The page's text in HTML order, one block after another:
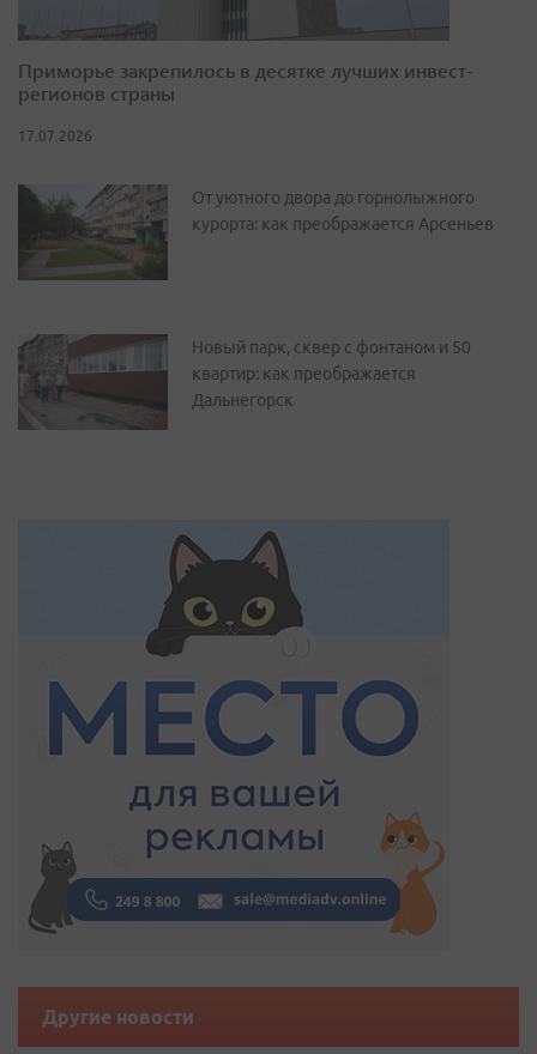
Приморье закрепилось в десятке лучших инвест-
регионов страны
17.07.2026
От уютного двора до горнолыжного
курорта: как преображается Арсеньев
Новый парк, сквер с фонтаном и 50
квартир: как преображается
Дальнегорск
Другие новости